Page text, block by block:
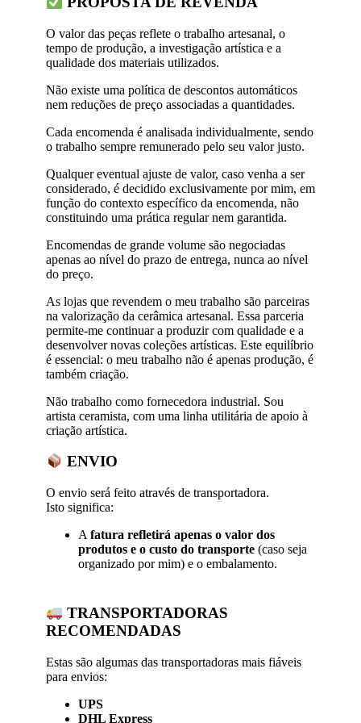
O valor das peças reflete o trabalho artesanal, o
tempo de produção, a investigação artística e a
qualidade dos materiais utilizados.
Não existe uma política de descontos automáticos
nem reduções de preço associadas a quantidades.
Cada encomenda é analisada individualmente, sendo
o trabalho sempre remunerado pelo seu valor justo.
Qualquer eventual ajuste de valor, caso venha a ser
considerado, é decidido exclusivamente por mim, em
função do contexto específico da encomenda, não
constituindo uma prática regular nem garantida.
Encomendas de grande volume são negociadas
apenas ao nível do prazo de entrega, nunca ao nível
do preço.
As lojas que revendem o meu trabalho são parceiras
na valorização da cerâmica artesanal. Essa parceria
permite-me continuar a produzir com qualidade e a
desenvolver novas coleções artísticas. Este equilíbrio
é essencial: o meu trabalho não é apenas produção, é
também criação.
Não trabalho como fornecedora industrial. Sou
artista ceramista, com uma linha utilitária de apoio à
criação artística.
ENVIO
O envio será feito através de transportadora.
Isto significa:
A fatura refletirá apenas o valor dos
produtos e o custo do transporte(caso seja
organizado por mim) e o embalamento.
TRANSPORTADORAS
RECOMENDADAS
Estas são algumas das transportadoras mais fiáveis
para envios:
UPS
DHL Express